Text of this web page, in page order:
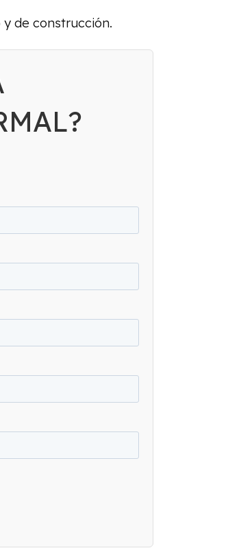
y de construcción.